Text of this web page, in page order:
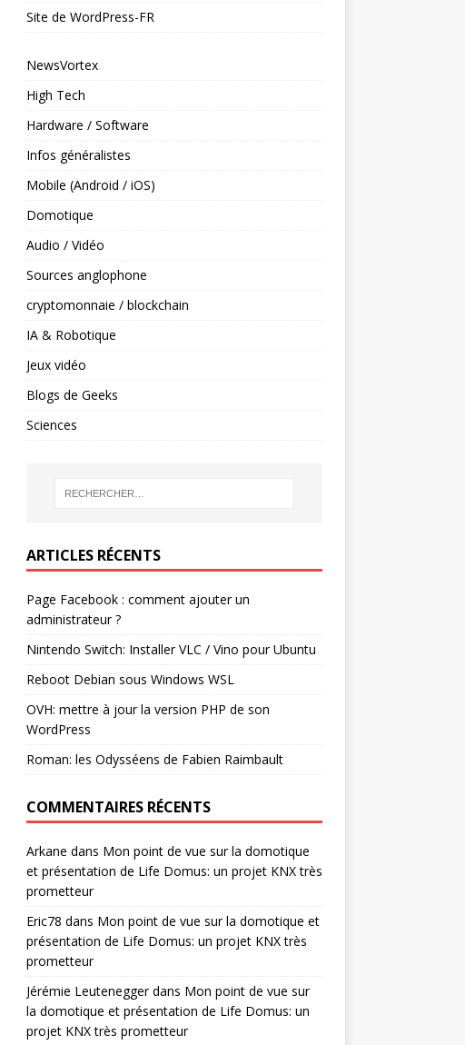
Site de WordPress-FR
NewsVortex
High Tech
Hardware / Software
Infos généralistes
Mobile (Android / iOS)
Domotique
Audio / Vidéo
Sources anglophone
cryptomonnaie / blockchain
IA & Robotique
Jeux vidéo
Blogs de Geeks
Sciences
ARTICLES RÉCENTS
Page Facebook : comment ajouter un
administrateur ?
Nintendo Switch: Installer VLC / Vino pour Ubuntu
Reboot Debian sous Windows WSL
OVH: mettre à jour la version PHP de son
WordPress
Roman: les Odysséens de Fabien Raimbault
COMMENTAIRES RÉCENTS
Arkane dans Mon point de vue sur la domotique
et présentation de Life Domus: un projet KNX très
prometteur
Eric78 dans Mon point de vue sur la domotique et
présentation de Life Domus: un projet KNX très
prometteur
Jérémie Leuteneggerdans Mon point de vue sur
la domotique et présentation de Life Domus: un
projet KNX très prometteur